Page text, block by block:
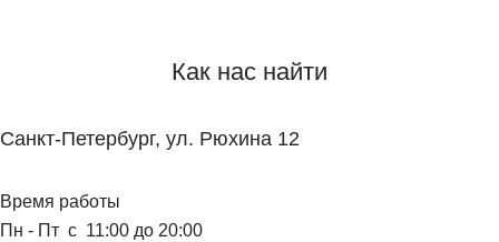
Как нас найти
Санкт-Петербург, ул. Рюхина 12
Время работы
Пн - Пт с 11:00 до 20:00